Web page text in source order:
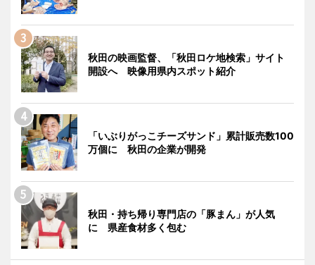
秋田の映画監督、「秋田ロケ地検索」サイト
開設へ 映像用県内スポット紹介
「いぶりがっこチーズサンド」累計販売数100
万個に 秋田の企業が開発
秋田・持ち帰り専門店の「豚まん」が人気
に 県産食材多く包む